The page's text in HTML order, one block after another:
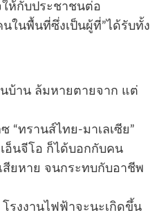
ห้กับประชาชนต่อ
ในพื้นที่ซึ่งเป็นผู้ที่”ได้รับทั้ง
บ้าน ล้มหายตายจาก แต่
“ทรานส์ไทย-มาเลเซีย”
อ็นจีโอ ก็ได้บอกกับคน
สียหาย จนกระทบกับอาชีพ
รงงานไฟฟ้าจะนะเกิดขึ้น